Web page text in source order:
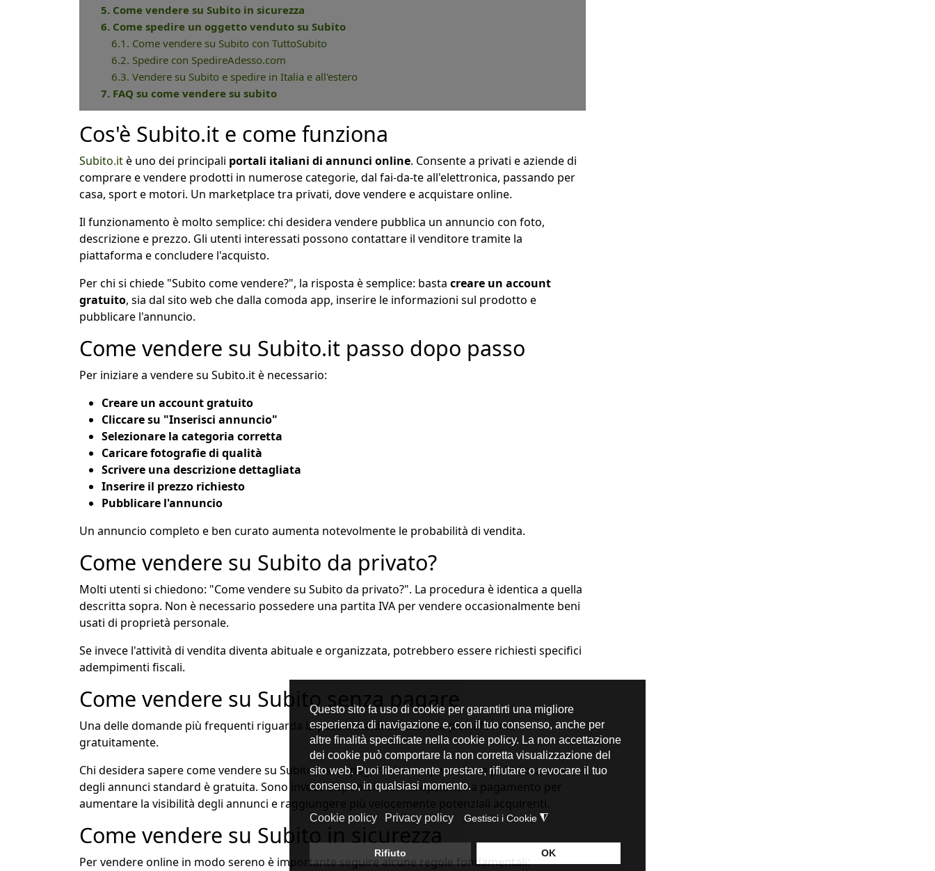
5. Come vendere su Subito in sicurezza
6. Come spedire un oggetto venduto su Subito
6.1. Come vendere su Subito con TuttoSubito
6.2. Spedire con SpedireAdesso.com
6.3. Vendere su Subito e spedire in Italia e all'estero
7. FAQ su come vendere su subito
Cos'è Subito.it e come funziona
Subito.itè uno dei principali portali italiani di annunci online. Consente a privati e aziende di
comprare e vendere prodotti in numerose categorie, dal fai-da-te all'elettronica, passando per
casa, sport e motori. Un marketplace tra privati, dove vendere e acquistare online.
Il funzionamento è molto semplice: chi desidera vendere pubblica un annuncio con foto,
descrizione e prezzo. Gli utenti interessati possono contattare il venditore tramite la
piattaforma e concludere l'acquisto.
Per chi si chiede "Subito come vendere?", la risposta è semplice: basta creare un account
gratuito, sia dal sito web che dalla comoda app, inserire le informazioni sul prodotto e
pubblicare l'annuncio.
Come vendere su Subito.it passo dopo passo
Per iniziare a vendere su Subito.it è necessario:
Creare un account gratuito
Cliccare su "Inserisci annuncio"
Selezionare la categoria corretta
Caricare fotografie di qualità
Scrivere una descrizione dettagliata
Inserire il prezzo richiesto
Pubblicare l'annuncio
Un annuncio completo e ben curato aumenta notevolmente le probabilità di vendita.
Come vendere su Subito da privato?
Molti utenti si chiedono: "Come vendere su Subito da privato?". La procedura è identica a quella
descritta sopra. Non è necessario possedere una partita IVA per vendere occasionalmente beni
usati di proprietà personale.
Se invece l'attività di vendita diventa abituale e organizzata, potrebbero essere richiesti specifici
adempimenti fiscali.
Come vendere su Subito senza pagare
Una delle domande più frequenti riguarda la possibilità di utilizzare la piattaforma
gratuitamente.
Chi desidera sapere come vendere su Subito senza pagare deve sapere che la pubblicazione
degli annunci standard è gratuita. Sono invece disponibili servizi opzionali a pagamento per
aumentare la visibilità degli annunci e raggiungere più velocemente potenziali acquirenti.
Come vendere su Subito in sicurezza
Per vendere online in modo sereno è importante seguire alcune regole fondamentali: